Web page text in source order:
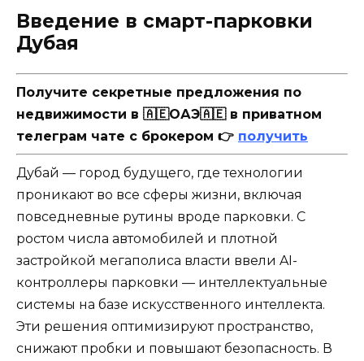
Введение в смарт-парковки
Дубая
Получите секретные предложения по
недвижимости в 🇦🇪ОАЭ🇦🇪 в приватном
телеграм чате с брокером 👉 получить
Дубай — город будущего, где технологии
проникают во все сферы жизни, включая
повседневные рутины вроде парковки. С
ростом числа автомобилей и плотной
застройкой мегаполиса власти ввели AI-
контроллеры парковки — интеллектуальные
системы на базе искусственного интеллекта.
Эти решения оптимизируют пространство,
снижают пробки и повышают безопасность. В